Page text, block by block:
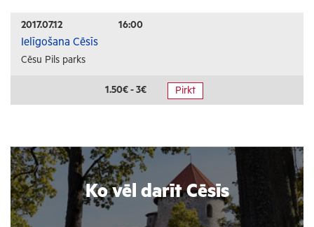
2017.07.12 16:00
Ielīgošana Cēsīs
Cēsu Pils parks
1.50€ - 3€ Pirkt
Ko vēl darīt Cēsīs